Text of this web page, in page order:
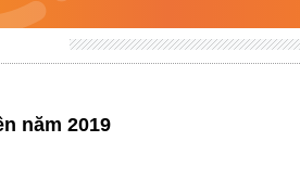
năm 2019